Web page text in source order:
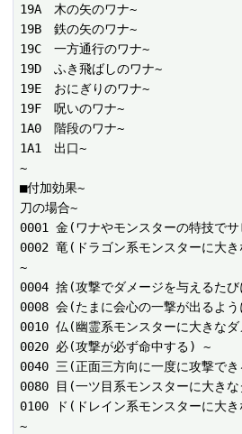
19A　木の矢のワナ~
19B　鉄の矢のワナ~
19C　一方通行のワナ~
19D　ふき飛ばしのワナ~
19E　おにぎりのワナ~
19F　呪いのワナ~
1A0　階段のワナ~
1A1　出口~
~
■付加効果~
刀の場合~
0001 金(ワナやモンスターの特技で
0002 竜(ドラゴン系モンスターに大
~
0004 捨(攻撃でダメージを与えるた
0008 会(たまに会心の一撃が出るよ
0010 仏(幽霊系モンスターに大きな
0020 必(攻撃が必ず命中する) ~
0040 三(正面三方向に一度に攻撃で
0080 目(一ツ目系モンスターに大き
0100 ド(ドレイン系モンスターに大
~